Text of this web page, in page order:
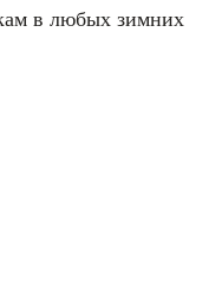
в любых зимних